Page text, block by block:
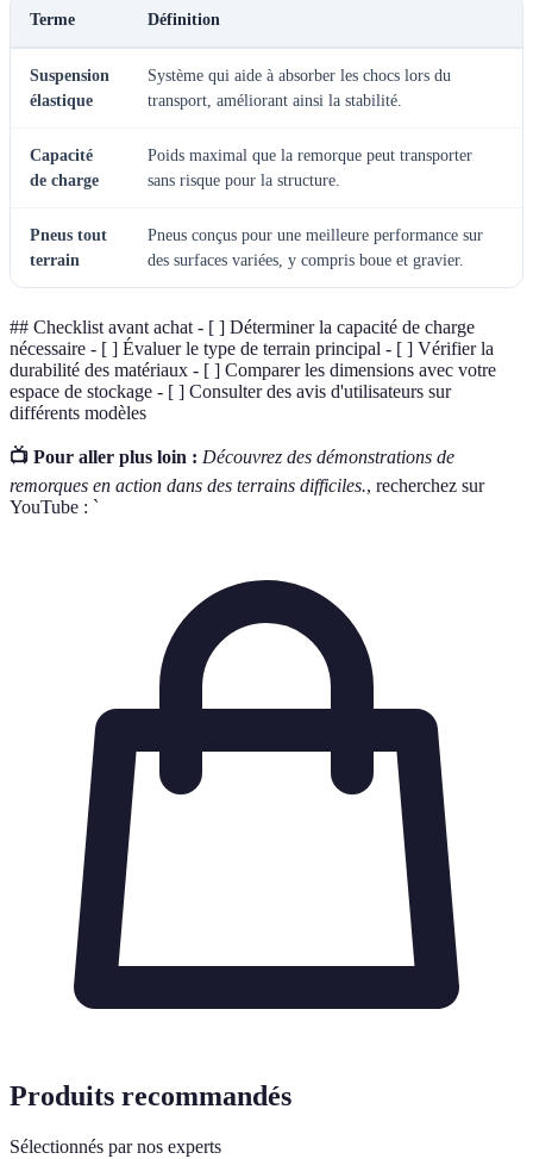
Terme Définition
Suspension
élastique
Système qui aide à absorber les chocs lors du
transport, améliorant ainsi la stabilité.
Capacité
de charge
Poids maximal que la remorque peut transporter
sans risque pour la structure.
Pneus tout
terrain
Pneus conçus pour une meilleure performance sur
des surfaces variées, y compris boue et gravier.
## Checklist avant achat - [ ] Déterminer la capacité de charge
nécessaire - [ ] Évaluer le type de terrain principal - [ ] Vérifier la
durabilité des matériaux - [ ] Comparer les dimensions avec votre
espace de stockage - [ ] Consulter des avis d'utilisateurs sur
différents modèles
📺 Pour aller plus loin : Découvrez des démonstrations de
remorques en action dans des terrains difficiles., recherchez sur
YouTube : `
Produits recommandés
Sélectionnés par nos experts